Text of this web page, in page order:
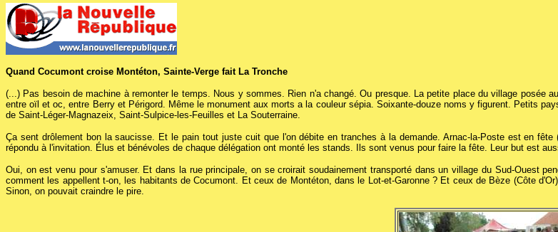
Quand Cocumont croise Montéton, Sainte-Verge fait La Tronche
(...) Pas besoin de machine à remonter le temps. Nous y sommes. Rien n'a changé. Ou presque. La petite place du village
entre oïl et oc, entre Berry et Périgord. Même le monument aux morts a la couleur sépia. Soixante-douze noms y figurent. Petits
de Saint-Léger-Magnazeix, Saint-Sulpice-les-Feuilles et La Souterraine.
Ça sent drôlement bon la saucisse. Et le pain tout juste cuit que l'on débite en tranches à la demande. Arnac-la-Poste est en
répondu à l'invitation. Élus et bénévoles de chaque délégation ont monté les stands. Ils sont venus pour faire la fête. Leur but est
Oui, on est venu pour s'amuser. Et dans la rue principale, on se croirait soudainement transporté dans un village du Sud-Ouest
comment les appellent t-on, les habitants de Cocumont. Et ceux de Montéton, dans le Lot-et-Garonne ? Et ceux de Bèze (Côte
Sinon, on pouvait craindre le pire.